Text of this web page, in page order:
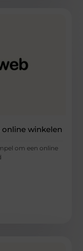
winkelen
om een online